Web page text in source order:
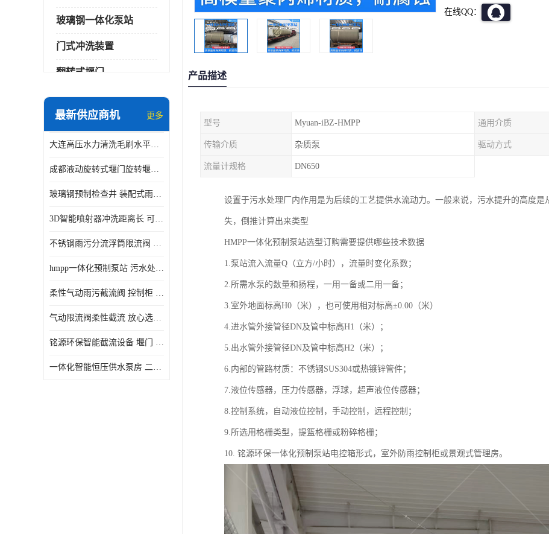
玻璃钢一体化泵站
门式冲洗装置
翻转式堰门
智能一体化雨水泵站
智能一体化供水泵房
智能一体化净水设备
最新供应商机 更多
大连高压水力清洗毛刷水平自清洁滚刷 水力自动冲洗系统 水力清洗
成都液动旋转式堰门旋转堰门 自动控制 SUS304
玻璃钢预制检查井 装配式雨水污水井 初期弃流井 源头厂家
3D智能喷射器冲洗距离长 可270度旋转 高强度水压远距离喷洗
不锈钢雨污分流浮筒限流阀 DN150-DN1000 品质可信
hmpp一体化预制泵站 污水处理系统 乡镇学校市政排水 厂家供应
柔性气动雨污截流阀 控制柜 远程控制安全性高检修方便
气动限流阀柔性截流 放心选购 控源截污铭源环保
铭源环保智能截流设备 堰门 铸铁调节闸门作用 源头商家 可定制
一体化智能恒压供水泵房 二次加压供水设备户外智慧泵房
在线QQ：
产品描述
型号 Myuan-iBZ-HMPP 通用介质
传输介质 杂质泵 驱动方式
流量计规格 DN650
设置于污水处理厂内作用是为后续的工艺提供水流动力。一般来说，污水提升的高度
失，倒推计算出来类型
HMPP一体化预制泵站选型订购需要提供哪些技术数据
1.泵站流入流量Q（立方/小时），流量时变化系数；
2.所需水泵的数量和扬程，一用一备或二用一备；
3.室外地面标高H0（米），也可使用相对标高±0.00（米）
4.进水管外接管径DN及管中标高H1（米）；
5.出水管外接管径DN及管中标高H2（米）；
6.内部的管路材质：不锈钢SUS304或热镀锌管件；
7.液位传感器，压力传感器，浮球，超声液位传感器；
8.控制系统，自动液位控制，手动控制，远程控制；
9.所选用格栅类型，提篮格栅或粉碎格栅；
10. 铭源环保一体化预制泵站电控箱形式，室外防雨控制柜或景观式管理房。